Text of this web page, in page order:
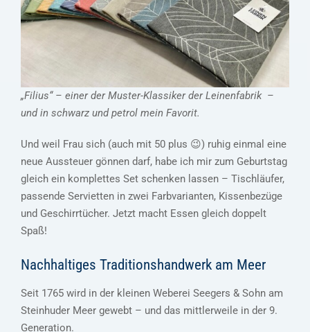
„Filius“ – einer der Muster-Klassiker der Leinenfabrik –
und in schwarz und petrol mein Favorit.
Und weil Frau sich (auch mit 50 plus 😉) ruhig einmal eine
neue Aussteuer gönnen darf, habe ich mir zum Geburtstag
gleich ein komplettes Set schenken lassen – Tischläufer,
passende Servietten in zwei Farbvarianten, Kissenbezüge
und Geschirrtücher. Jetzt macht Essen gleich doppelt
Spaß!
Nachhaltiges Traditionshandwerk am Meer
Seit 1765 wird in der kleinen Weberei Seegers & Sohn am
Steinhuder Meer gewebt – und das mittlerweile in der 9.
Generation.